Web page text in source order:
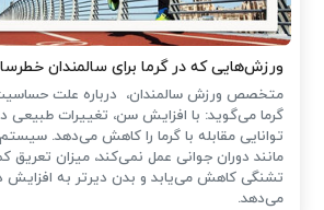
ورزش‌هایی که در گرما برای سالمندان
متخصص ورزش سالمندان، درباره علت
گرما می‌گوید: با افزایش سن، تغییرات
توانایی مقابله با گرما را کاهش می‌دهد.
مانند دوران جوانی عمل نمی‌کند، میزان
تشنگی کاهش می‌یابد و بدن دیرتر به افزایش
می‌دهد.